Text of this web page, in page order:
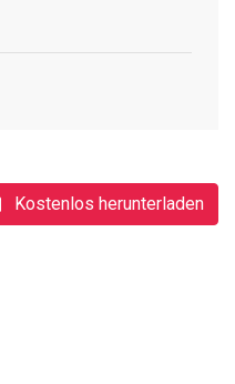
der
Ein kreierter
Ebene angestrebt
Kostenlos herunterladen